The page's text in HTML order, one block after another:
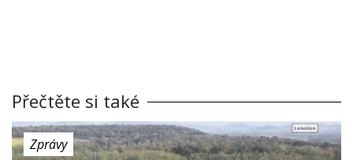
Přečtěte si také
Zprávy